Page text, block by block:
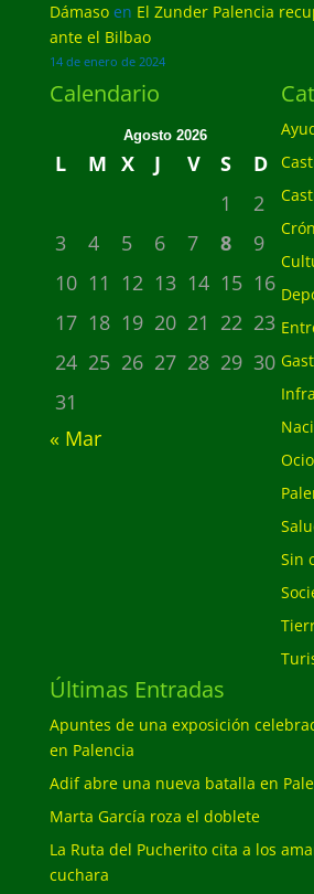
Dámasoen El Zunder Palencia
ante el Bilbao
14 de enero de 2024
Calendario
Agosto 2026
L M X J V S
D
1
2
3
4 5 6 7 8
9
10 11 12 13 14 15 16
17 18 19 20 21 22 23
24 25 26 27 28 29 30
31
« Mar
Ocio
Sin
Últimas Entradas
Apuntes de una exposición
en Palencia
Adif abre una nueva batalla en
Marta García roza el doblete
La Ruta del Pucherito cita a los
cuchara